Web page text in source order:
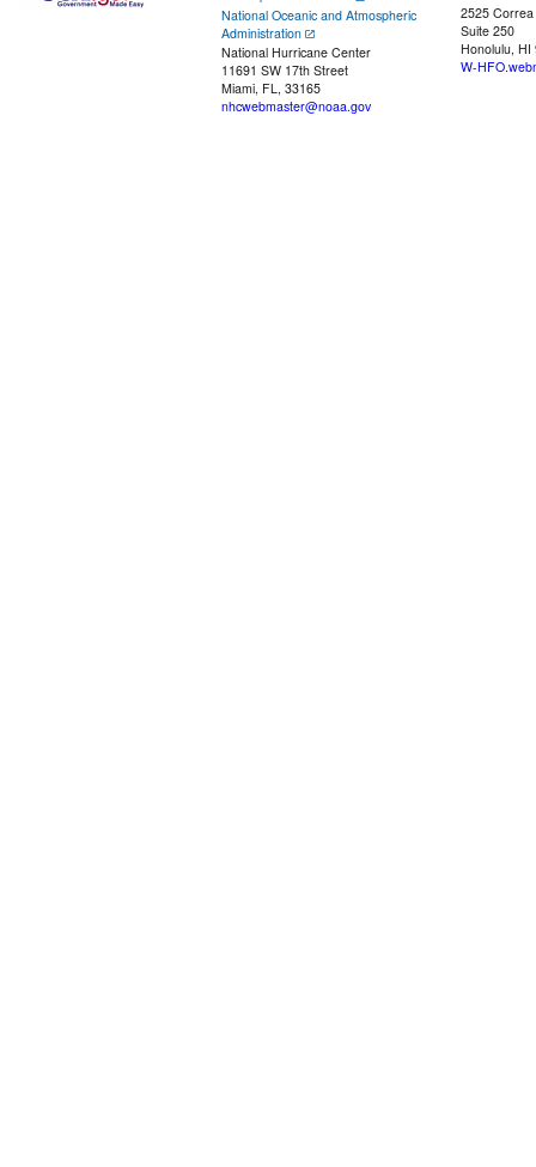
National Oceanic and Atmospheric
Administration
National Hurricane Center
11691 SW 17th Street
Miami, FL, 33165
nhcwebmaster@noaa.gov
2525
Suite 250
Honolulu, HI
W-